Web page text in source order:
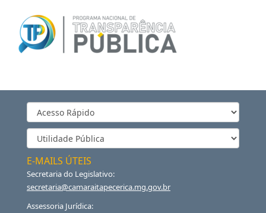
E-MAILS ÚTEIS
Secretaria do Legislativo:
secretaria@camaraitapecerica.mg.gov.br
Assessoria Jurídica: